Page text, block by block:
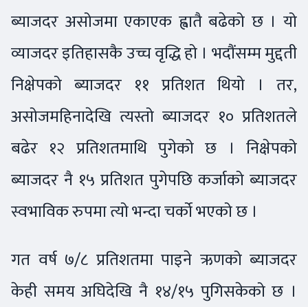
ब्याजदर असोजमा एकाएक ह्वातै बढेको छ । यो
व्याजदर इतिहासकै उच्च वृद्धि हो । भदौंसम्म मुद्दती
निक्षेपको ब्याजदर ११ प्रतिशत थियो । तर,
असोजमहिनादेखि त्यस्तो ब्याजदर १० प्रतिशतले
बढेर १२ प्रतिशतमाथि पुगेको छ । निक्षेपको
ब्याजदर नै १५ प्रतिशत पुगेपछि कर्जाको ब्याजदर
स्वभाविक रुपमा त्यो भन्दा चर्को भएको छ ।
गत वर्ष ७/८ प्रतिशतमा पाइने ऋणको ब्याजदर
केही समय अघिदेखि नै १४/१५ पुगिसकेको छ ।